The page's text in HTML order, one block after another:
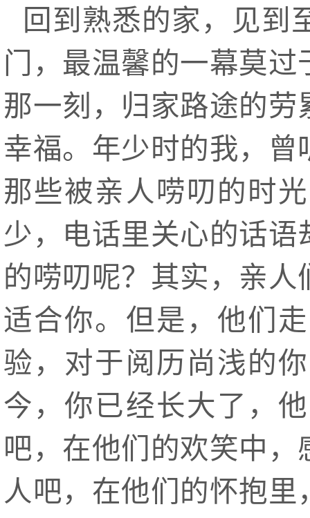
回到熟悉的家，见到
门，最温馨的一幕莫
那一刻，归家路途的
幸福。年少时的我，
那些被亲人唠叨的时
少，电话里关心的话
的唠叨呢？其实，亲
适合你。但是，他们
验，对于阅历尚浅的
今，你已经长大了，
吧，在他们的欢笑中
人吧，在他们的怀抱